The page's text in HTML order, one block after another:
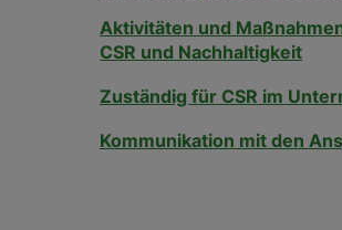
Aktivitäten und
CSR und Nachhaltigkeit
Zuständig für CSR im
Kommunikation mit den